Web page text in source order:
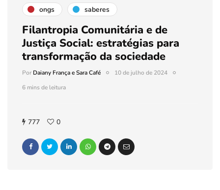
ongs saberes
Filantropia Comunitária e de
Justiça Social: estratégias para
transformação da sociedade
PorDaiany França e Sara Café
10 de julho de 2024
6 mins de leitura
777 0